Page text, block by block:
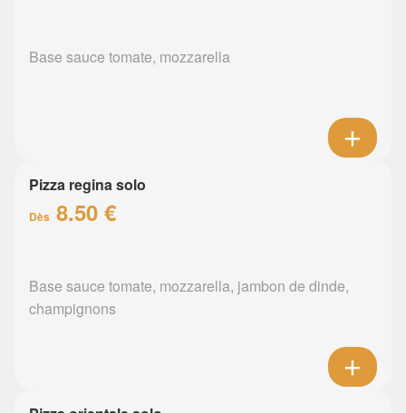
Base sauce tomate, mozzarella
Pizza regina solo
Dès 8.50 €
Base sauce tomate, mozzarella, jambon de dinde,
champignons